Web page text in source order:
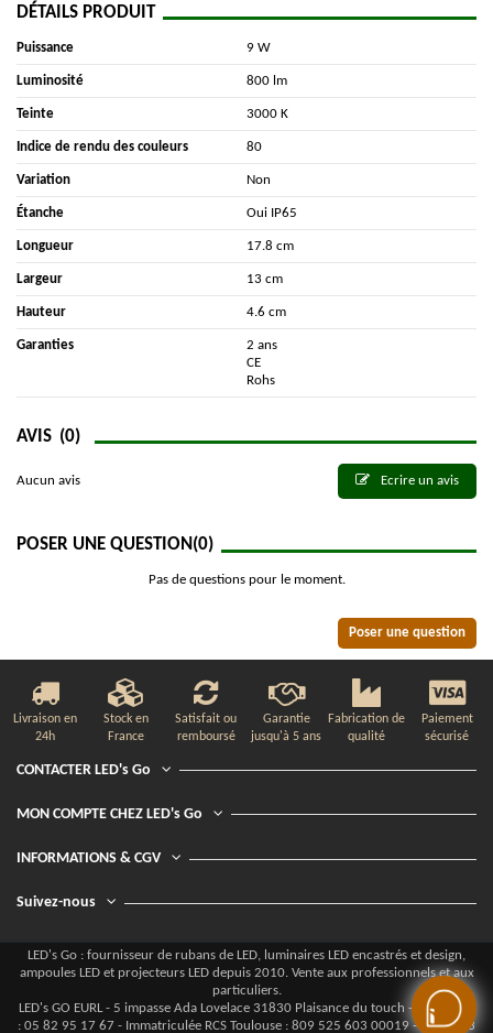
DÉTAILS PRODUIT
Puissance 9 W
Luminosité 800 lm
Teinte 3000 K
Indice de rendu des couleurs 80
Variation Non
Étanche Oui IP65
Longueur 17.8 cm
Largeur 13 cm
Hauteur 4.6 cm
Garanties
2 ans
CE
Rohs
AVIS (0)
Aucun avis Ecrire un avis
POSER UNE QUESTION(0)
Pas de questions pour le moment.
Poser une question
Livraison en
24h
Stock en
France
Satisfait ou
remboursé
Garantie
jusqu'à 5 ans
Fabrication de
qualité
Paiement
sécurisé
CONTACTER LED's Go
MON COMPTE CHEZ LED's Go
INFORMATIONS & CGV
Suivez-nous
LED's Go : fournisseur de rubans de LED, luminaires LED encastrés et design,
ampoules LED et projecteurs LED depuis 2010. Vente aux professionnels et aux
particuliers.
LED's GO EURL - 5 impasse Ada Lovelace 31830 Plaisance du touch - Téléphone
: 05 82 95 17 67 - Immatriculée RCS Toulouse : 809 525 603 00019 - TVA FR43